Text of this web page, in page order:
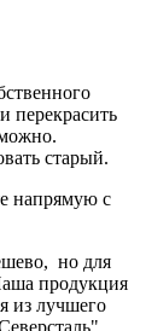
перекрасить
старый.
напрямую с
но для
продукция
из лучшего